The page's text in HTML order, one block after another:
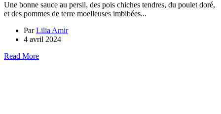
Une bonne sauce au persil, des pois chiches tendres, du poulet doré,
et des pommes de terre moelleuses imbibées...
ParLilia Amir
4 avril 2024
Read More